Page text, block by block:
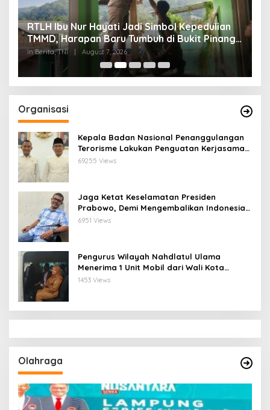
RTLH Ibu Nur Hayati Jadi Simbol Kepedulian
TMMD, Harapan Baru Tumbuh di Bukit Pinang
Jaya
In Berita, TNI August 7, 2026
Organisasi
Kepala Badan Nasional Penanggulangan
Terorisme Lakukan Penguatan Kerjasama
Ketua Pengurus Besar Nahdlatul Ulama
69255 Views
Jaga Ketat Keselamatan Presiden
Prabowo, Demi Mengembalikan Indonesia
Menjadi Macan Asia
6951 Views
Pengurus Wilayah Nahdlatul Ulama
Menerima 1 Unit Mobil dari Wali Kota
Bandar Lampung
1453 Views
Olahraga